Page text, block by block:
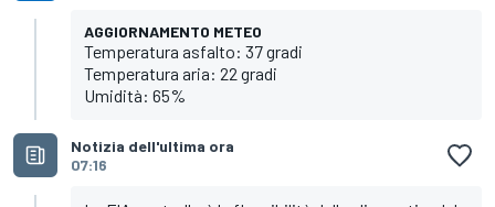
AGGIORNAMENTO METEO
Temperatura asfalto: 37 gradi
Temperatura aria: 22 gradi
Umidità: 65%
Notizia dell'ultima ora
07:16